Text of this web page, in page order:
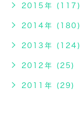
2015年 (117)
2014年 (180)
2013年 (124)
2012年 (25)
2011年 (29)